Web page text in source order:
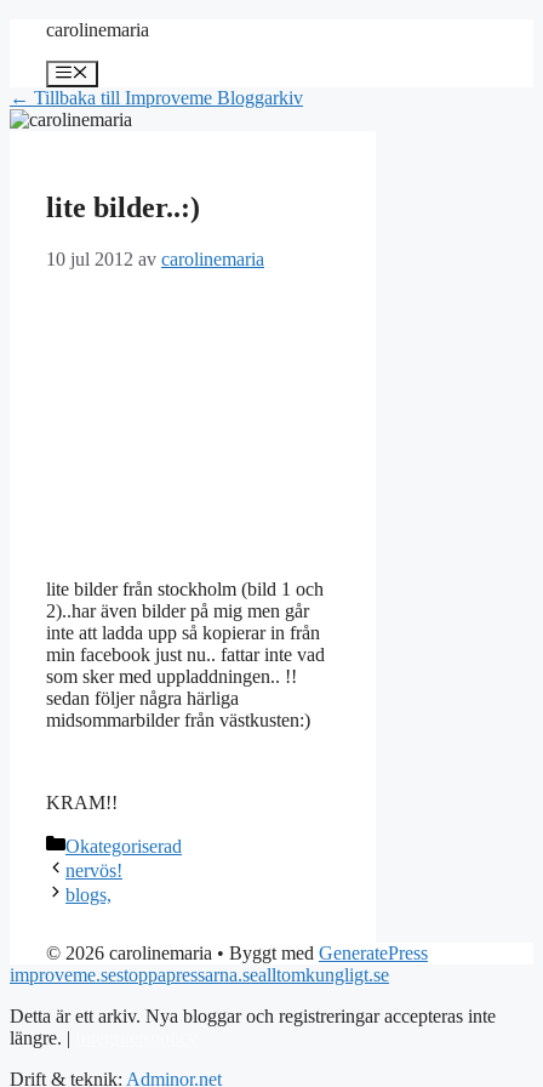
Hoppa
innehåll
carolinemaria
Meny
← Tillbaka till Improveme Bloggarkiv
lite bilder..:)
10 jul 2012 av carolinemaria
lite bilder från stockholm (bild 1 och
2)..har även bilder på mig men går
inte att ladda upp så kopierar in från
min facebook just nu.. fattar inte vad
som sker med uppladdningen.. !!
sedan följer några härliga
midsommarbilder från västkusten:)
KRAM!!
Kategorier
Okategoriserad
nervös!
blogs,
© 2026 carolinemaria • Byggt med GeneratePress
improveme.sestoppapressarna.sealltomkungligt.se
Detta är ett arkiv. Nya bloggar och registreringar accepteras inte
längre. |
Drift & teknik: Adminor.net